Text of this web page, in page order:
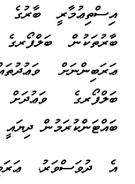
އިސްތިޢުމާރީ ބާރުގެ
ބާރުތަކުން
ޢަރަބިންނަށް
ބަލްފޯރގެ
ބައްޓަންކުރަމުން
އެ ދުވަސްވަރު،